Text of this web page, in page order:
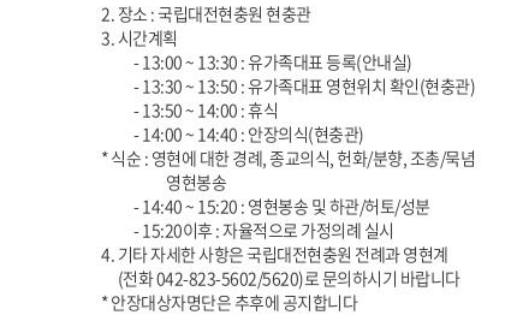
2. 장소 : 국립대전현충원 현충관
3. 시간계획
- 13:00 ~ 13:30 : 유가족대표 등록(안내실)
- 13:30 ~ 13:50 : 유가족대표 영현위치 확인(현충관)
- 13:50 ~ 14:00 : 휴식
- 14:00 ~ 14:40 : 안장의식(현충관)
* 식순 : 영현에 대한 경례, 종교의식, 헌화/분향, 조총/묵념
영현봉송
- 14:40 ~ 15:20 : 영현봉송 및 하관/허토/성분
- 15:20이후 : 자율적으로 가정의례 실시
4. 기타 자세한 사항은 국립대전현충원 전례과 영현계
(전화 042-823-5602/5620)로 문의하시기 바랍니다
* 안장대상자명단은 추후에 공지합니다